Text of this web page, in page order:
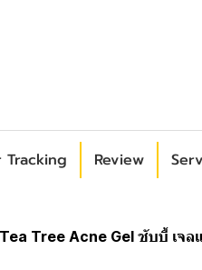
Review
Tree Acne Gel ชับบี้ เจล